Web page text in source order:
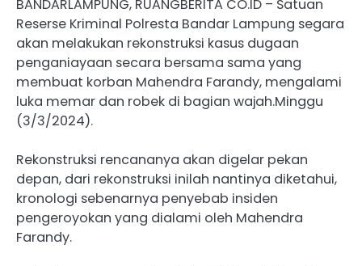
BANDARLAMPUNG, RUANGBERITA CO.ID – Satuan
Reserse Kriminal Polresta Bandar Lampung segara
akan melakukan rekonstruksi kasus dugaan
penganiayaan secara bersama sama yang
membuat korban Mahendra Farandy, mengalami
luka memar dan robek di bagian wajah.Minggu
(3/3/2024).
Rekonstruksi rencananya akan digelar pekan
depan, dari rekonstruksi inilah nantinya diketahui,
kronologi sebenarnya penyebab insiden
pengeroyokan yang dialami oleh Mahendra
Farandy.